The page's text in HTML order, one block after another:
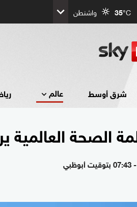
35°C واشنطن
شرق أوسط عالم
الصحة العالمية